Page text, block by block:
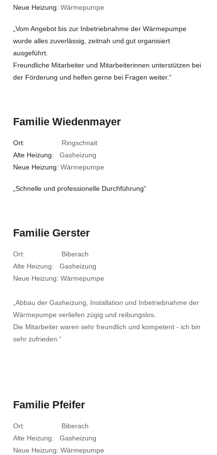
Neue Heizung: Wärmepumpe
„Vom Angebot bis zur Inbetriebnahme der Wärmepumpe
wurde alles zuverlässig, zeitnah und gut organisiert
ausgeführt.
Freundliche Mitarbeiter und Mitarbeiterinnen unterstützen bei
der Förderung und helfen gerne bei Fragen weiter.“
Familie Wiedenmayer
Ort: Ringschnait
Alte Heizung: Gasheizung
Neue Heizung: Wärmepumpe
„Schnelle und professionelle Durchführung“
Familie Gerster
Ort: Biberach
Alte Heizung: Gasheizung
Neue Heizung: Wärmepumpe
„Abbau der Gasheizung, Installation und Inbetriebnahme der
Wärmepumpe verliefen zügig und reibungslos.
Die Mitarbeiter waren sehr freundlich und kompetent - ich bin
sehr zufrieden.“
Familie Pfeifer
Ort: Biberach
Alte Heizung: Gasheizung
Neue Heizung: Wärmepumpe